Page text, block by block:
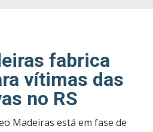
fabrica
vítimas das
no RS
Madeiras está em fase de